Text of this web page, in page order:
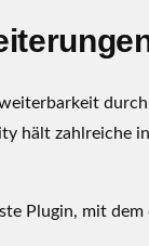
hält zahlreiche
Plugin, mit